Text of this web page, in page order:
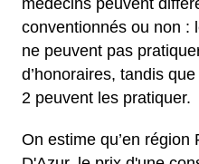
médecins peuvent
conventionnés ou non :
ne peuvent pas
d’honoraires, tandis
2 peuvent les pratiquer.
On estime qu’en